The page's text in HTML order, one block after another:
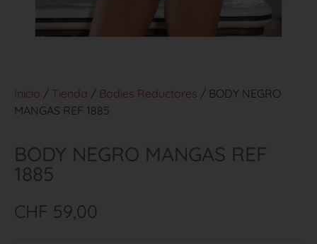
Inicio / Tienda / Bodies Reductores / BODY NEGRO
MANGAS REF 1885
BODY NEGRO MANGAS REF
1885
CHF 59,00